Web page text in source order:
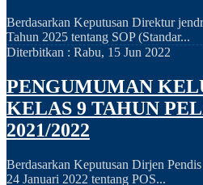
Berdasarkan Keputusan Direktur
Tahun 2025 tentang SOP (Standar...
Diterbitkan : Rabu, 15 Jun 2022
PENGUMUMAN
KELAS 9 TAHUN
2021/2022
Berdasarkan Keputusan Dirjen
24 Januari 2022 tentang POS...